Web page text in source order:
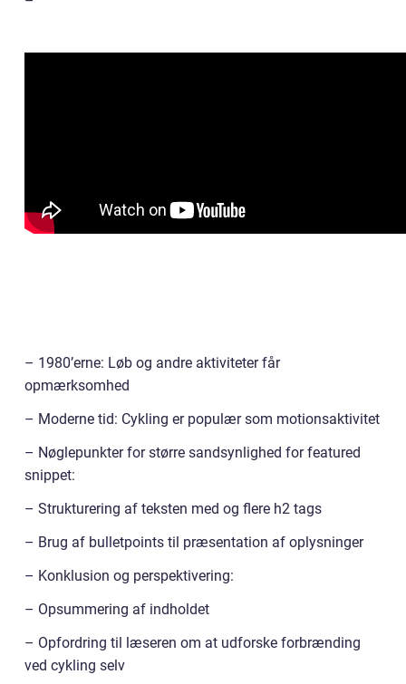
– 1980’erne: Løb og andre aktiviteter får
opmærksomhed
– Moderne tid: Cykling er populær som motionsaktivitet
– Nøglepunkter for større sandsynlighed for featured
snippet:
– Strukturering af teksten med og flere h2 tags
– Brug af bulletpoints til præsentation af oplysninger
– Konklusion og perspektivering:
– Opsummering af indholdet
– Opfordring til læseren om at udforske forbrænding
ved cykling selv